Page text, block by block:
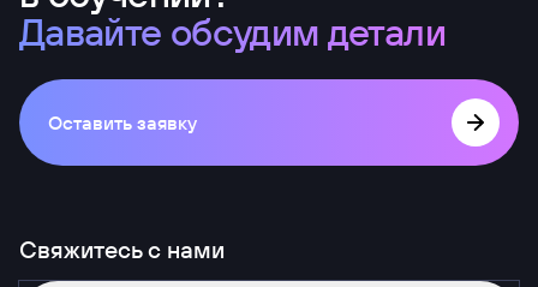
Давайте обсудим детали
Оставить заявку
Свяжитесь с нами